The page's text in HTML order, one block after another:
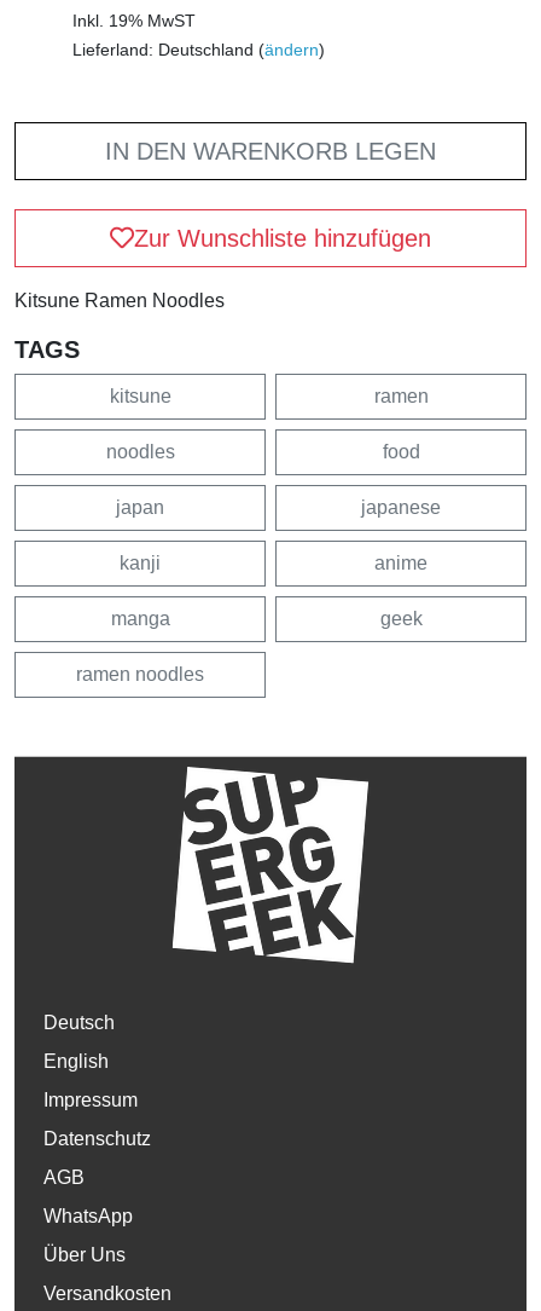
Inkl. 19% MwST
Lieferland: Deutschland (ändern)
IN DEN WARENKORB LEGEN
Zur Wunschliste hinzufügen
Kitsune Ramen Noodles
TAGS
kitsune ramen
noodles food
japan japanese
kanji anime
manga geek
ramen noodles
Deutsch
English
Impressum
Datenschutz
AGB
WhatsApp
Über Uns
Versandkosten